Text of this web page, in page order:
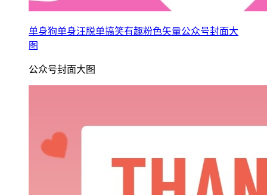
单身狗单身汪脱单搞笑有趣粉色矢量公众号封面大
图
公众号封面大图